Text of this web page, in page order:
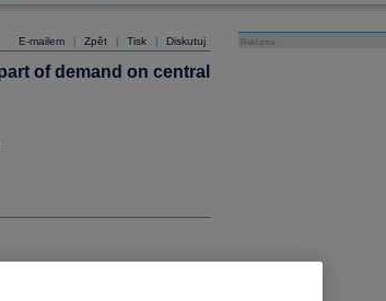
E-mailem Zpět Tisk Diskutuj
of demand on central
Reklama